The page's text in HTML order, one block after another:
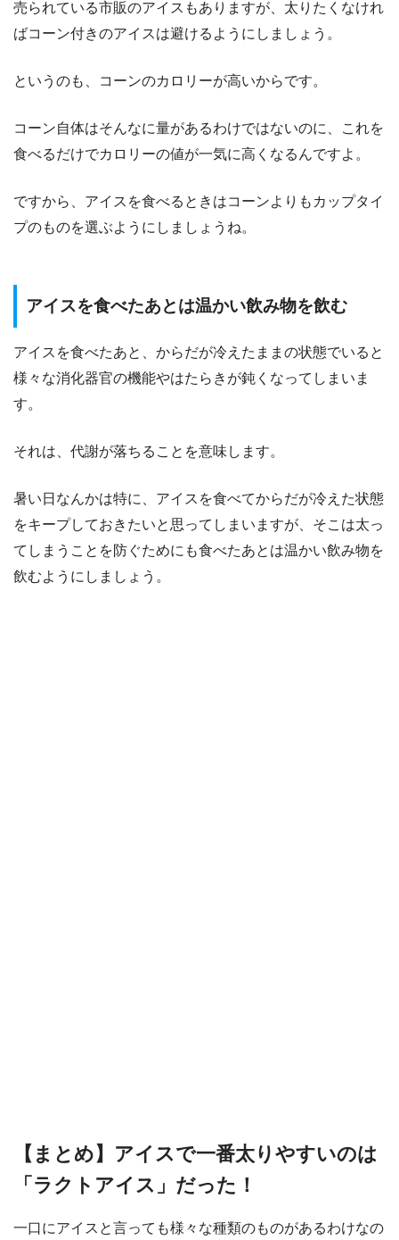
売られている市販のアイスもありますが、太りたくなけれ
ばコーン付きのアイスは避けるようにしましょう。
というのも、コーンのカロリーが高いからです。
コーン自体はそんなに量があるわけではないのに、これを
食べるだけでカロリーの値が一気に高くなるんですよ。
ですから、アイスを食べるときはコーンよりもカップタイ
プのものを選ぶようにしましょうね。
アイスを食べたあとは温かい飲み物を飲む
アイスを食べたあと、からだが冷えたままの状態でいると
様々な消化器官の機能やはたらきが鈍くなってしまいま
す。
それは、代謝が落ちることを意味します。
暑い日なんかは特に、アイスを食べてからだが冷えた状態
をキープしておきたいと思ってしまいますが、そこは太っ
てしまうことを防ぐためにも食べたあとは温かい飲み物を
飲むようにしましょう。
【まとめ】アイスで一番太りやすいのは
「ラクトアイス」だった！
一口にアイスと言っても様々な種類のものがあるわけなの